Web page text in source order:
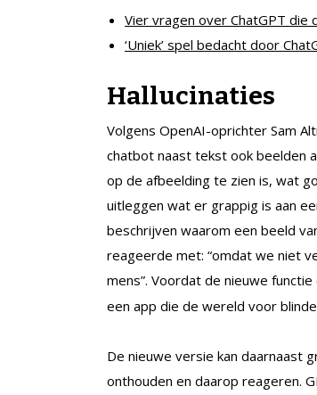
Vier vragen over ChatGPT
‘Uniek’ spel bedacht door
Hallucinaties
Volgens OpenAI-oprichter Sam
chatbot naast tekst ook beelden
op de afbeelding te zien is, wat
uitleggen wat er grappig is aan
beschrijven waarom een beeld
reageerde met: “omdat we niet
mens”. Voordat de nieuwe
een app die de wereld voor
De nieuwe versie kan daarnaast
onthouden en daarop reageren.